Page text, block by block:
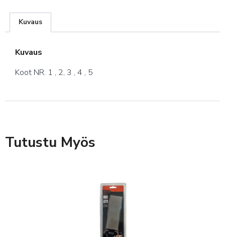
Kuvaus
Kuvaus
Koot NR. 1 , 2, 3 , 4 , 5
Tutustu Myös